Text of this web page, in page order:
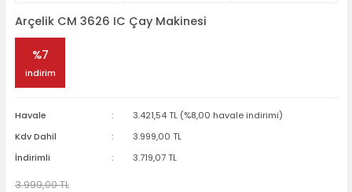
Arçelik CM 3626 IC Çay Makinesi
%7
indirim
Havale
3.421,54 TL (%8,00 havale indirimi)
Kdv Dahil
3.999,00 TL
İndirimli
3.719,07 TL
3.999,00 TL